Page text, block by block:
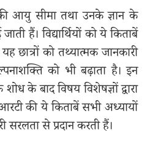
आयु सीमा तथा उनके ज्ञान के
हैं। विद्यार्थियों को ये किताबें
छात्रों को तथ्यात्मक जानकारी
को भी बढ़ाता है। इन
के बाद विषय विशेषज्ञों द्वारा
की ये किताबें सभी अध्यायों
से प्रदान करती हैं।